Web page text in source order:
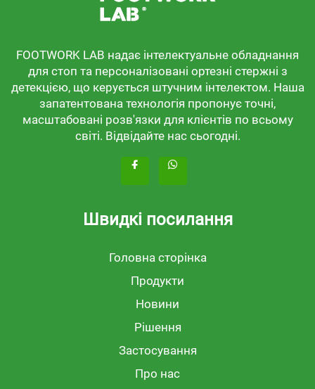
FOOTWORK LAB надає інтелектуальне обладнання
для стоп та персоналізовані ортезні стержні з
детекцією, що керується штучним інтелектом. Наша
запатентована технологія пропонує точні,
масштабовані розв'язки для клієнтів по всьому
світі. Відвідайте нас сьогодні.
Швидкі посилання
Головна сторінка
Продукти
Новини
Рішення
Застосування
Про нас